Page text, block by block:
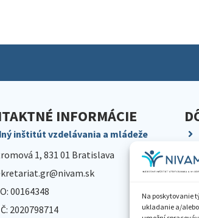
Na poskytovanie
ukladanie a/
INFORMÁCIE
inštitút vzdelávania a mládeže
1, 831 01 Bratislava
00164348
2020798714